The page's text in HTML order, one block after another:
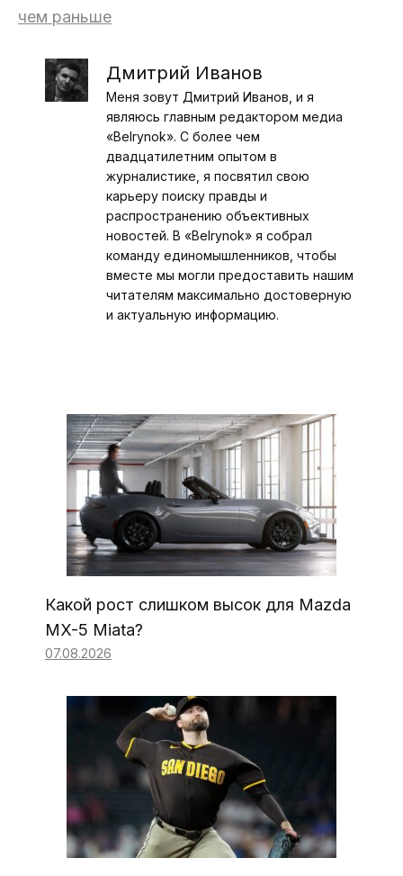
чем раньше
Дмитрий Иванов
Меня зовут Дмитрий Иванов, и я
являюсь главным редактором медиа
«Belrynok». С более чем
двадцатилетним опытом в
журналистике, я посвятил свою
карьеру поиску правды и
распространению объективных
новостей. В «Belrynok» я собрал
команду единомышленников, чтобы
вместе мы могли предоставить нашим
читателям максимально достоверную
и актуальную информацию.
Какой рост слишком высок для Mazda
MX-5 Miata?
07.08.2026